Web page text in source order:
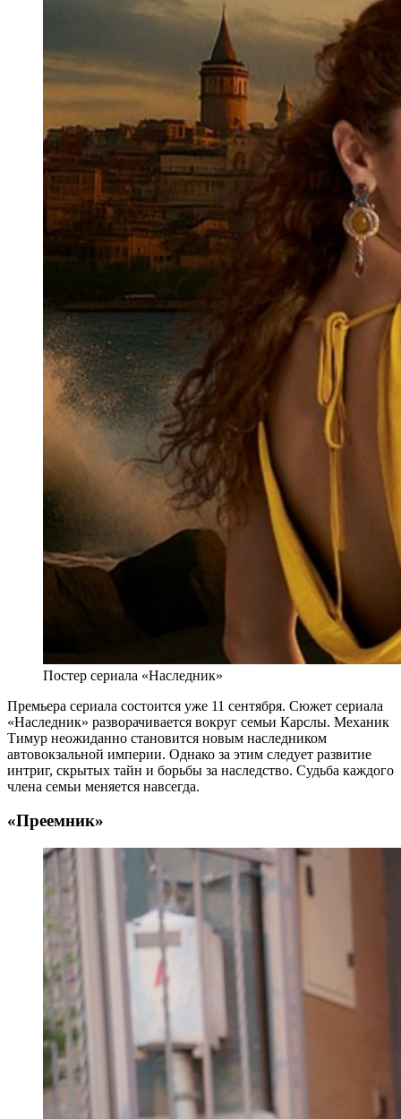
Постер сериала «Наследник»
Премьера сериала состоится уже 11 сентября. Сюжет сериала
«Наследник» разворачивается вокруг семьи Карслы. Механик
Тимур неожиданно становится новым наследником
автовокзальной империи. Однако за этим следует развитие
интриг, скрытых тайн и борьбы за наследство. Судьба каждого
члена семьи меняется навсегда.
«Преемник»